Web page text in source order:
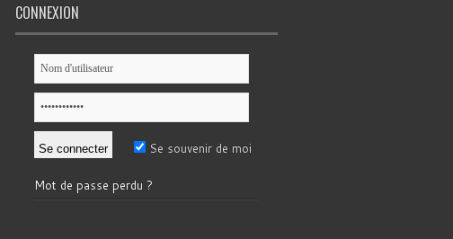
CONNEXION
Se souvenir de moi
Mot de passe perdu ?